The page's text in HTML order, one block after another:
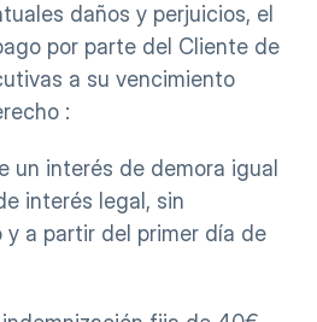
daños y perjuicios, el
por parte del Cliente de
a su vencimiento
:
un interés de demora igual
interés legal, sin
y a partir del primer día de